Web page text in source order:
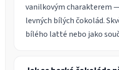
vanilkovým charakterem
levných bílých čokolád.
bílého latté nebo jako